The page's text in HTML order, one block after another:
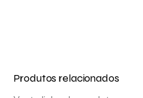
Produtos relacionados